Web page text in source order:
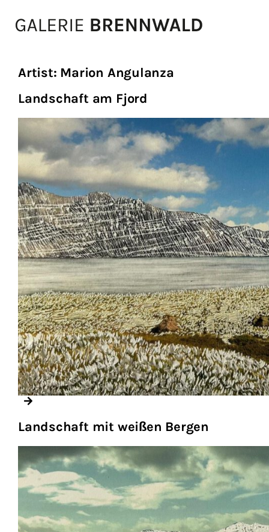
Artist: Marion Angulanza
Landschaft am Fjord
Landschaft mit weißen Bergen